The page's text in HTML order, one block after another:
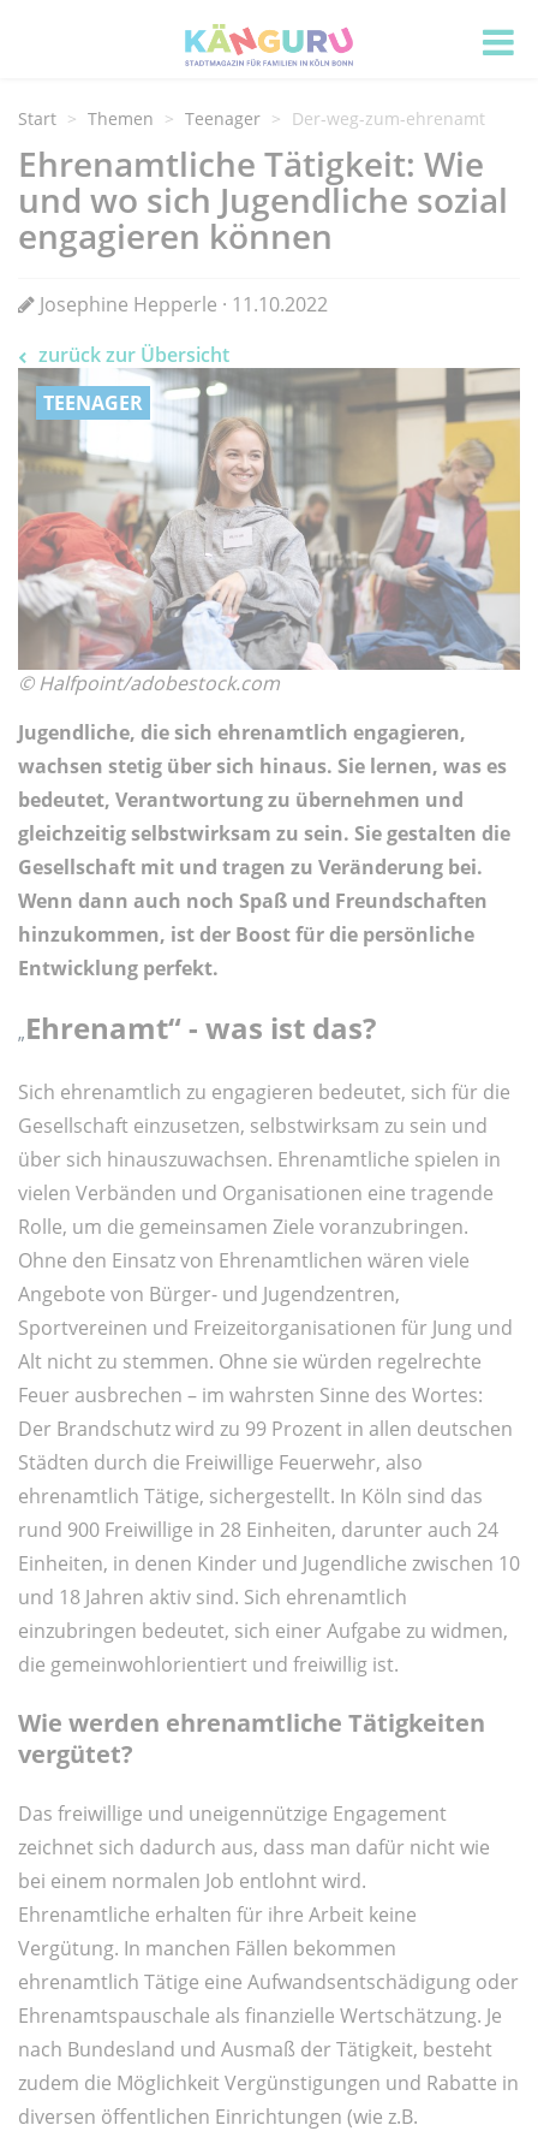
Start Themen Teenager Der-weg-zum-ehrenamt
Ehrenamtliche Tätigkeit: Wie
und wo sich Jugendliche sozial
engagieren können
Josephine Hepperle · 11.10.2022
zurück zur Übersicht
TEENAGER
© Halfpoint/adobestock.com
Jugendliche, die sich ehrenamtlich engagieren,
wachsen stetig über sich hinaus. Sie lernen, was es
bedeutet, Verantwortung zu übernehmen und
gleichzeitig selbstwirksam zu sein. Sie gestalten die
Gesellschaft mit und tragen zu Veränderung bei.
Wenn dann auch noch Spaß und Freundschaften
hinzukommen, ist der Boost für die persönliche
Entwicklung perfekt.
„Ehrenamt“ - was ist das?
Sich ehrenamtlich zu engagieren bedeutet, sich für die
Gesellschaft einzusetzen, selbstwirksam zu sein und
über sich hinauszuwachsen. Ehrenamtliche spielen in
vielen Verbänden und Organisationen eine tragende
Rolle, um die gemeinsamen Ziele voranzubringen.
Ohne den Einsatz von Ehrenamtlichen wären viele
Angebote von Bürger- und Jugendzentren,
Sportvereinen und Freizeitorganisationen für Jung und
Alt nicht zu stemmen. Ohne sie würden regelrechte
Feuer ausbrechen – im wahrsten Sinne des Wortes:
Der Brandschutz wird zu 99 Prozent in allen deutschen
Städten durch die Freiwillige Feuerwehr, also
ehrenamtlich Tätige, sichergestellt. In Köln sind das
rund 900 Freiwillige in 28 Einheiten, darunter auch 24
Einheiten, in denen Kinder und Jugendliche zwischen 10
und 18 Jahren aktiv sind. Sich ehrenamtlich
einzubringen bedeutet, sich einer Aufgabe zu widmen,
die gemeinwohlorientiert und freiwillig ist.
Wie werden ehrenamtliche Tätigkeiten
vergütet?
Das freiwillige und uneigennützige Engagement
zeichnet sich dadurch aus, dass man dafür nicht wie
bei einem normalen Job entlohnt wird.
Ehrenamtliche erhalten für ihre Arbeit keine
Vergütung. In manchen Fällen bekommen
ehrenamtlich Tätige eine Aufwandsentschädigung oder
Ehrenamtspauschale als finanzielle Wertschätzung. Je
nach Bundesland und Ausmaß der Tätigkeit, besteht
zudem die Möglichkeit Vergünstigungen und Rabatte in
diversen öffentlichen Einrichtungen (wie z.B.